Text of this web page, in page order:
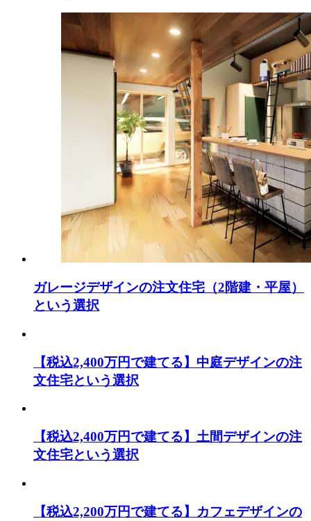
ガレージデザインの注文住宅（2階建・平屋）
という選択
【税込2,400万円で建てる】中庭デザインの注
文住宅という選択
【税込2,400万円で建てる】土間デザインの注
文住宅という選択
【税込2,200万円で建てる】カフェデザインの